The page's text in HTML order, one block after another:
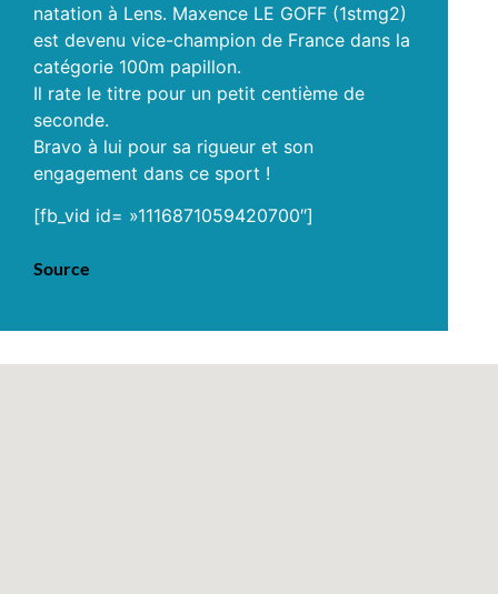
natation à Lens. Maxence LE GOFF (1stmg2)
est devenu vice-champion de France dans la
catégorie 100m papillon.
Il rate le titre pour un petit centième de
seconde.
Bravo à lui pour sa rigueur et son
engagement dans ce sport !
[fb_vid id= »1116871059420700″]
Source